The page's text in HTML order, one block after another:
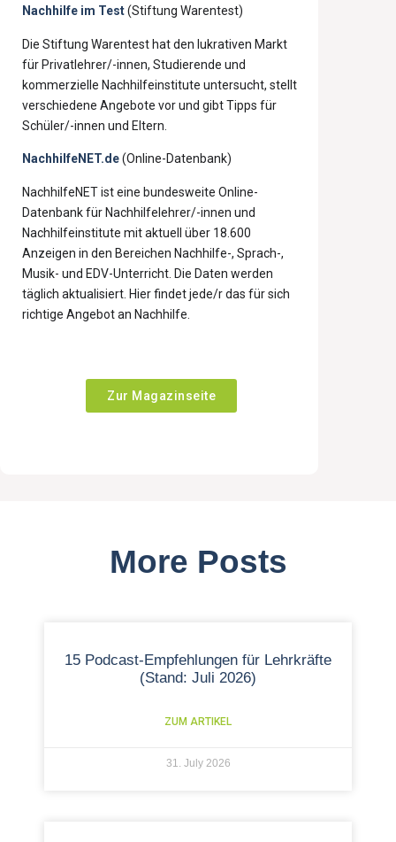
Nachhilfe im Test(Stiftung Warentest)
Die Stiftung Warentest hat den lukrativen Markt
für Privatlehrer/-innen, Studierende und
kommerzielle Nachhilfeinstitute untersucht, stellt
verschiedene Angebote vor und gibt Tipps für
Schüler/-innen und Eltern.
NachhilfeNET.de(Online-Datenbank)
NachhilfeNET ist eine bundesweite Online-
Datenbank für Nachhilfelehrer/-innen und
Nachhilfeinstitute mit aktuell über 18.600
Anzeigen in den Bereichen Nachhilfe-, Sprach-,
Musik- und EDV-Unterricht. Die Daten werden
täglich aktualisiert. Hier findet jede/r das für sich
richtige Angebot an Nachhilfe.
Zur Magazinseite
More Posts
15 Podcast-Empfehlungen für Lehrkräfte
(Stand: Juli 2026)
ZUM ARTIKEL
31. July 2026